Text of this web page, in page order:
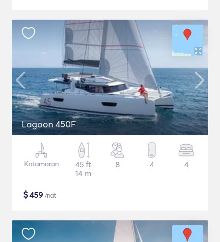
Lagoon 450F
Katamaran
45 ft
14 m
8 4 4
$459 /nat